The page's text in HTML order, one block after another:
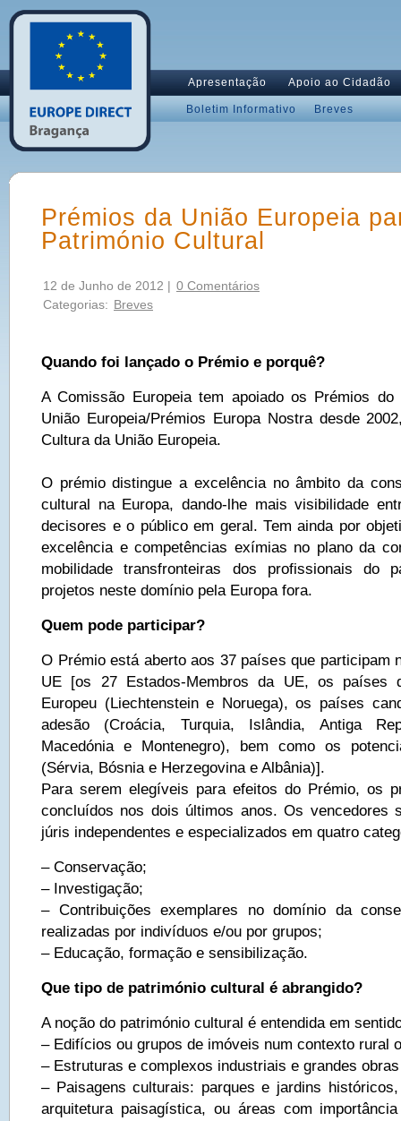
Apresentação Apoio ao Cidadão
Boletim Informativo Breves
Prémios da União Europeia
Património Cultural
12 de Junho de 2012 | 0 Comentários
Categorias: Breves
Quando foi lançado o Prémio e porquê?
A Comissão Europeia tem apoiado os Prémios do
União Europeia/Prémios Europa Nostra desde
Cultura da União Europeia.
O prémio distingue a excelência no âmbito da
cultural na Europa, dando-lhe mais visibilidade
decisores e o público em geral. Tem ainda por
excelência e competências exímias no plano da
mobilidade transfronteiras dos profissionais do
projetos neste domínio pela Europa fora.
Quem pode participar?
O Prémio está aberto aos 37 países que participam
UE [os 27 Estados-Membros da UE, os países
Europeu (Liechtenstein e Noruega), os países
adesão (Croácia, Turquia, Islândia, Antiga
Macedónia e Montenegro), bem como os
(Sérvia, Bósnia e Herzegovina e Albânia)].
Para serem elegíveis para efeitos do Prémio, os
concluídos nos dois últimos anos. Os vencedores
júris independentes e especializados em quatro
– Conservação;
– Investigação;
– Contribuições exemplares no domínio da
realizadas por indivíduos e/ou por grupos;
– Educação, formação e sensibilização.
Que tipo de património cultural é abrangido?
A noção do património cultural é entendida em
– Edifícios ou grupos de imóveis num contexto rural
– Estruturas e complexos industriais e grandes
– Paisagens culturais: parques e jardins
arquitetura paisagística, ou áreas com